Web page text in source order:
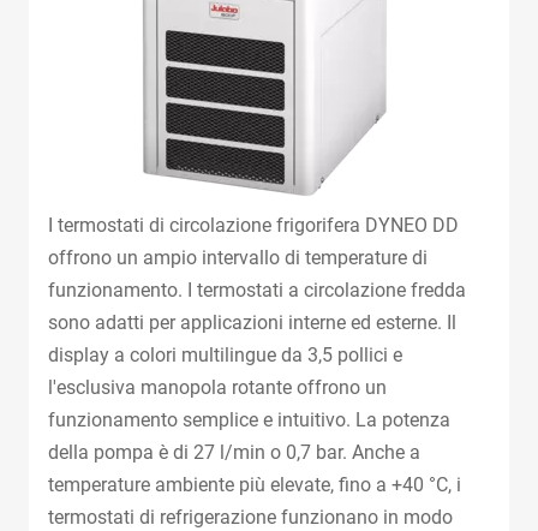
I termostati di circolazione frigorifera DYNEO DD
offrono un ampio intervallo di temperature di
funzionamento. I termostati a circolazione fredda
sono adatti per applicazioni interne ed esterne. Il
display a colori multilingue da 3,5 pollici e
l'esclusiva manopola rotante offrono un
funzionamento semplice e intuitivo. La potenza
della pompa è di 27 l/min o 0,7 bar. Anche a
temperature ambiente più elevate, fino a +40 °C, i
termostati di refrigerazione funzionano in modo